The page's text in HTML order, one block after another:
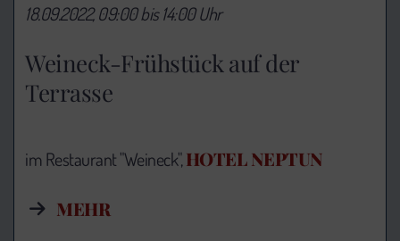
Weineck-Frühstück auf der
Terrasse
18.09.2022, 09:00 bis 14:00 Uhr
im Restaurant "Weineck",HOTEL NEPTUN
MEHR